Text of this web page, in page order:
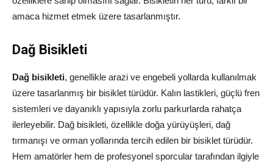
amaca hizmet etmek üzere tasarlanmıştır.
Dağ Bisikleti
Dağ bisikleti, genellikle arazi ve engebeli yollarda kullanılmak
üzere tasarlanmış bir bisiklet türüdür. Kalın lastikleri, güçlü fren
sistemleri ve dayanıklı yapısıyla zorlu parkurlarda rahatça
ilerleyebilir. Dağ bisikleti, özellikle doğa yürüyüşleri, dağ
tırmanışı ve orman yollarında tercih edilen bir bisiklet türüdür.
Hem amatörler hem de profesyonel sporcular tarafından ilgiyle